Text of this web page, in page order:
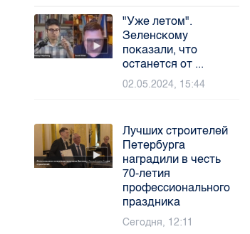
"Уже летом".
Зеленскому
показали, что
останется от ...
02.05.2024, 15:44
Лучших строителей
Петербурга
наградили в честь
70-летия
профессионального
праздника
Сегодня, 12:11